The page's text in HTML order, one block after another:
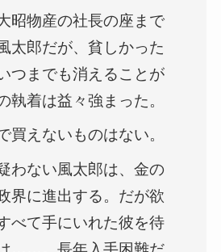
昭物産の社長の座まで
太郎だが、貧しかった
つまでも消えることが
執着は益々強まった。
買えないものはない。
わない風太郎は、金の
界に進出する。だが欲
べて手にいれた彼を待